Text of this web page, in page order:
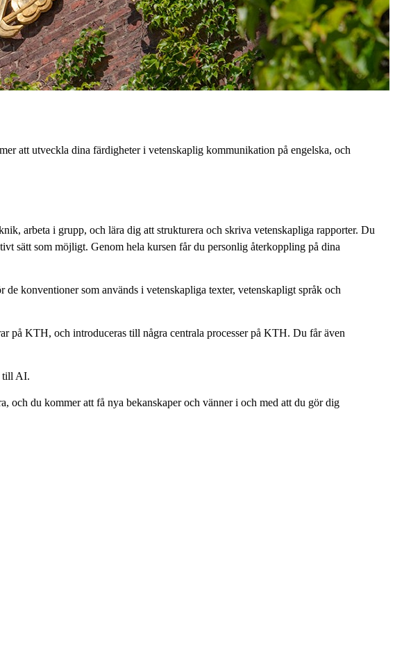
att utveckla dina färdigheter i vetenskaplig kommunikation på engelska, och
arbeta i grupp, och lära dig att strukturera och skriva vetenskapliga rapporter. Du
sätt som möjligt. Genom hela kursen får du personlig återkoppling på dina
de konventioner som används i vetenskapliga texter, vetenskapligt språk och
på KTH, och introduceras till några centrala processer på KTH. Du får även
till AI.
och du kommer att få nya bekanskaper och vänner i och med att du gör dig